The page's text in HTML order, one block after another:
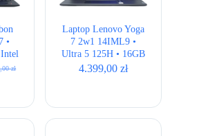
•
zł
zł.
zł.
Laptop Lenovo Yoga
7 2w1 14IML9 •
Ultra 5 125H • 16GB
• 512GB • Intel Arc
4.399,00 zł